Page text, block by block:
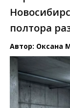
полтора
Автор: Оксана